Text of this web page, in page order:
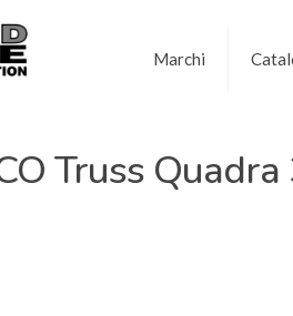
Marchi
Truss